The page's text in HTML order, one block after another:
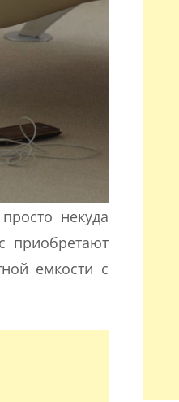
некуда
приобретают
емкости с